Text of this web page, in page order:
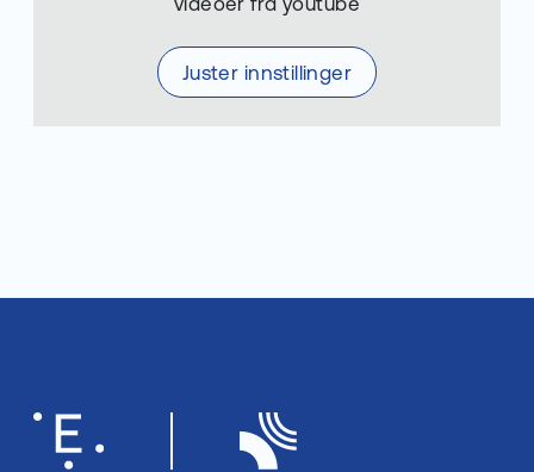
Juster innstillinger